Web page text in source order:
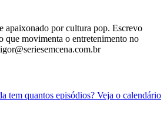
apaixonado por cultura pop. Escrevo
que movimenta o entretenimento no